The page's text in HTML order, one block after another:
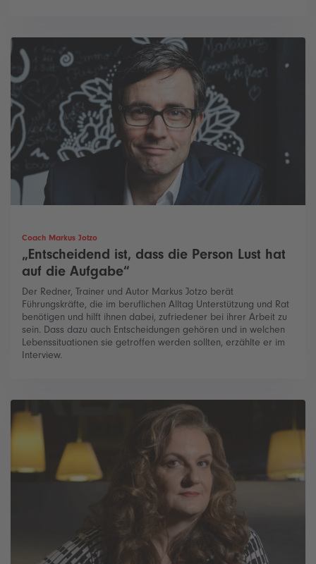
Coach Markus Jotzo
„Entscheidend ist, dass die Person Lust hat
auf die Aufgabe“
Der Redner, Trainer und Autor Markus Jotzo berät
Führungskräfte, die im beruflichen Alltag Unterstützung und Rat
benötigen und hilft ihnen dabei, zufriedener bei ihrer Arbeit zu
sein. Dass dazu auch Entscheidungen gehören und in welchen
Lebenssituationen sie getroffen werden sollten, erzählte er im
Interview.